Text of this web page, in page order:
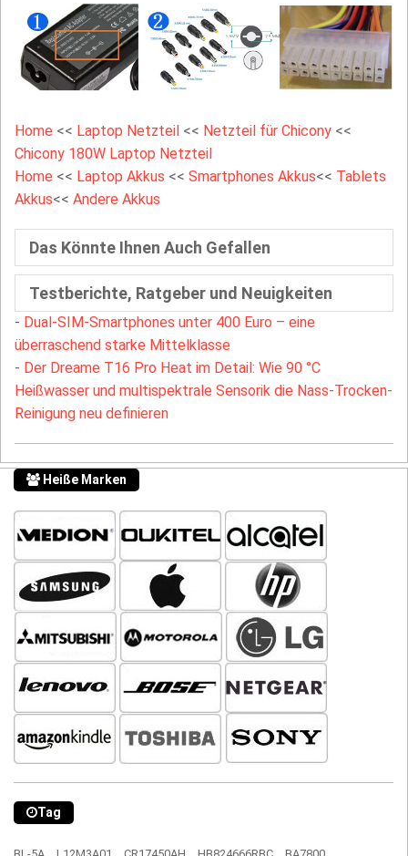
Home << Laptop Netzteil << Netzteil für Chicony <<
Chicony 180W Laptop Netzteil
Home << Laptop Akkus << Smartphones Akkus<< Tablets
Akkus<< Andere Akkus
Das Könnte Ihnen Auch Gefallen
Testberichte, Ratgeber und Neuigkeiten
- Dual-SIM-Smartphones unter 400 Euro – eine
überraschend starke Mittelklasse
- Der Dreame T16 Pro Heat im Detail: Wie 90 °C
Heißwasser und multispektrale Sensorik die Nass-Trocken-
Reinigung neu definieren
Heiße Marken
Tag